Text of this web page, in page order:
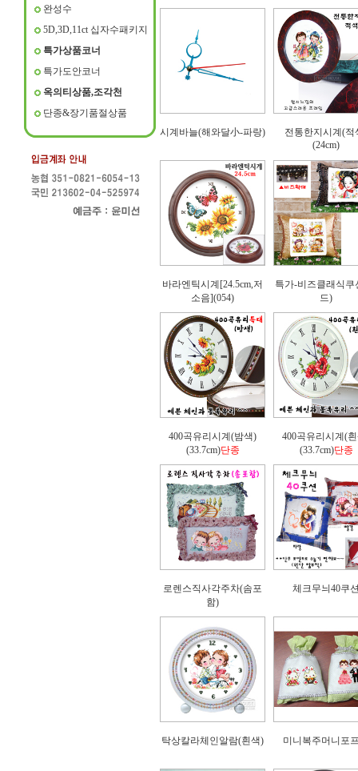
완성수
5D,3D,11ct 십자수패키지
특가상품코너
특가도안코너
옥의티상품,조각천
단종&장기품절상품
시계바늘(해와달小-파랑)
전통한지시계(적
(24cm)
바라엔틱시계[24.5cm,저
소음](054)
특가-비즈클래식쿠
드)
400곡유리시계(밤색)
(33.7cm)단종
400곡유리시계(
(33.7cm)단종
로렌스직사각주차(솜포
함)
체크무늬40쿠
탁상칼라체인알람(흰색) 미니복주머니포